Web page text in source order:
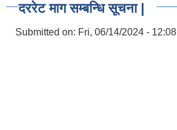
दररेट माग सम्बन्धि सूचना |
Submitted on: Fri, 06/14/2024 - 12:08